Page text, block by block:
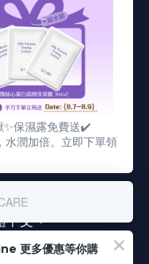
麗粉專
二段312號3樓
中文
✨保濕露免費送✔️
水潤加倍。立即下單領
更多優惠等你購